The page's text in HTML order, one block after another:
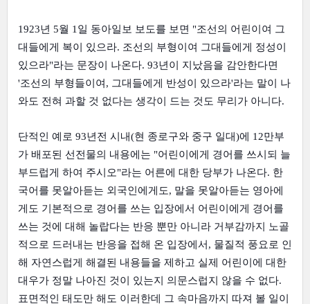
1923년 5월 1일 동아일보 보도를 보면 "조선의 어린이여 그
대들에게 복이 있으라. 조선의 부형이여 그대들에게 정성이
있으라"라는 문장이 나온다. 93년이 지났음을 감안한다면
'조선의 부형들이여, 그대들에게 반성이 있으라'라는 말이 나
와도 전혀 과할 것 없다는 생각이 드는 것도 무리가 아니다.
단적인 예로 93년전 시내(현 종로구와 중구 일대)에 12만부
가 배포된 선전물의 내용에는 "어린이에게 경어를 쓰시되 늘
부드럽게 하여 주시오"라는 어른에 대한 당부가 나온다. 한
국어를 못알아듣는 외국인에게도, 말을 못알아듣는 영아에
게도 기본적으로 경어를 쓰는 입장에서 어린이에게 경어를
쓰는 것에 대해 놀랍다는 반응 뿐만 아니라 거부감까지 노골
적으로 드러내는 반응을 접해 온 입장에서, 물질적 풍요로 인
해 자연스럽게 해결된 내용들을 제하고 실제 어린이에 대한
대우가 정말 나아진 것이 있는지 의문스럽지 않을 수 없다.
표면적인 태도만 해도 이러한데 그 속마음까지 따져 볼 일이